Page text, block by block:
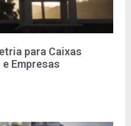
para Caixas
e Empresas